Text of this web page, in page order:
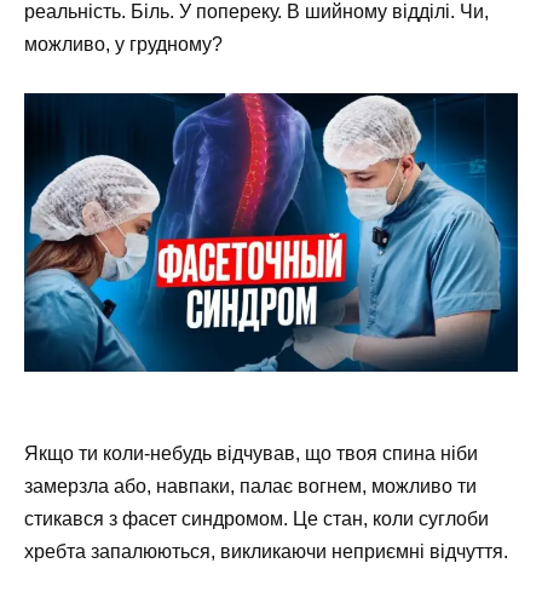
реальність. Біль. У попереку. В шийному відділі. Чи,
можливо, у грудному?
Якщо ти коли-небудь відчував, що твоя спина ніби
замерзла або, навпаки, палає вогнем, можливо ти
стикався з фасет синдромом. Це стан, коли суглоби
хребта запалюються, викликаючи неприємні відчуття.